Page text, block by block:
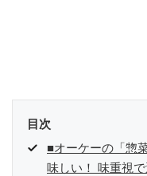
目次
■オーケーの「惣
味しい！ 味重視